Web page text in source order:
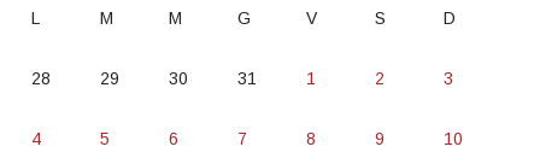
L M M G V S D
28 29 30 31 1 2 3
4 5 6 7 8 9 10